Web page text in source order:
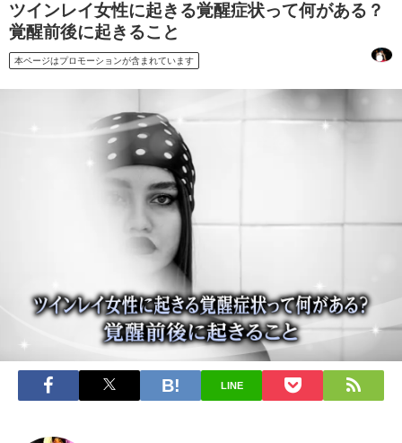
ツインレイ女性に起きる覚醒症状って何がある？
覚醒前後に起きること
本ページはプロモーションが含まれています
LINE